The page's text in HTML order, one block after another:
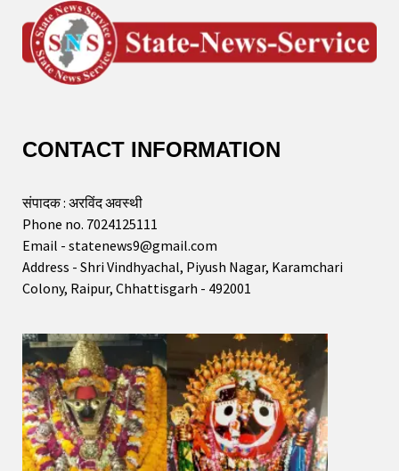
CONTACT INFORMATION
संपादक : अरविंद अवस्थी
Phone no. 7024125111
Email - statenews9@gmail.com
Address - Shri Vindhyachal, Piyush Nagar, Karamchari
Colony, Raipur, Chhattisgarh - 492001